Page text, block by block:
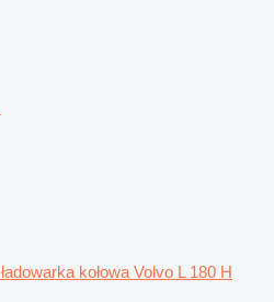
ładowarka kołowa Volvo L 180 H